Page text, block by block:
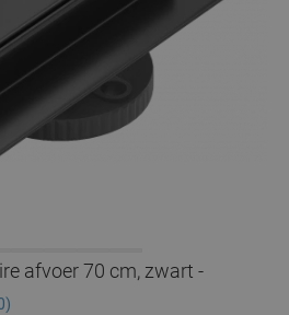
afvoer 70 cm, zwart -